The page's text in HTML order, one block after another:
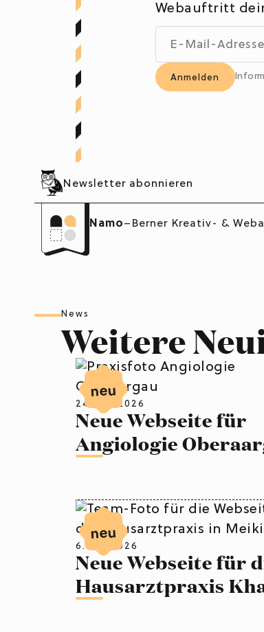
Newsletter abonnieren
Namo– Berner Kreativ- &
Webauftritt
News
Weitere
24. Juli 2026
Neue Webseite für
Angiologie
neu
6. Juli 2026
Neue Webseite für
Hausarztpraxis
neu